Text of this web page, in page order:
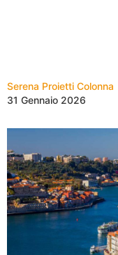
Serena Proietti Colonna
31 Gennaio 2026